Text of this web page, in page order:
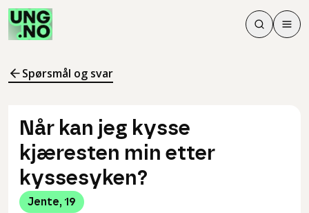
Søk
Søk
Meny
Spørsmål og svar
Når kan jeg kysse
kjæresten min etter
kyssesyken?
Jente, 19